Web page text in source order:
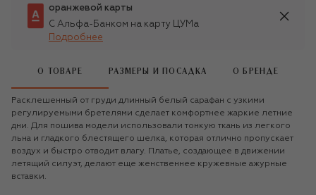
оранжевой карты
С Альфа-Банком на карту ЦУМа
Подробнее
О ТОВАРЕ РАЗМЕРЫ И ПОСАДКА О БРЕНДЕ
Расклешенный от груди длинный белый сарафан с узкими
регулируемыми бретелями сделает комфортнее жаркие летние
дни. Для пошива модели использовали тонкую ткань из легкого
льна и гладкого блестящего шелка, которая отлично пропускает
воздух и быстро отводит влагу. Платье, создающее в движении
летящий силуэт, делают еще женственнее кружевные ажурные
вставки.